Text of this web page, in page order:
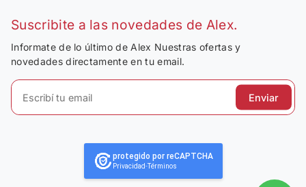
Suscribite a las novedades de Alex.
Informate de lo último de Alex Nuestras ofertas y
novedades directamente en tu email.
Enviar
protegido por reCAPTCHA
Privacidad-Términos